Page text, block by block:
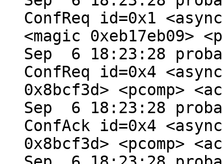
ConfReq id=0x1
<magic 0xeb17eb09>
Sep 6 18:23:28
ConfReq id=0x4
0x8bcf3d> <pcomp>
Sep 6 18:23:28
ConfAck id=0x4
0x8bcf3d> <pcomp>